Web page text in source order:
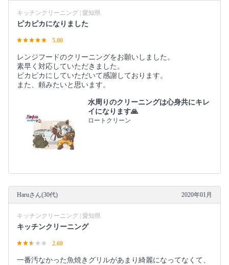
キッチンクリーニング | 愛知県
ピカピカになりました
5.00
レンジフードのクリーニングをお願いしました。
素早く対応していただきました。
ピカピカにしていただいて感謝しております。
また、頼みたいと思います。
水周りのクリーニングは心身共にキレ
イになります🙏
ロートクリーン
Haruさん(30代) 2020年01月
キッチンクリーニング | 愛知県
キッチンクリーニング
2.60
一番汚なかった魚焼きグリルがあまり綺麗になってなくて、